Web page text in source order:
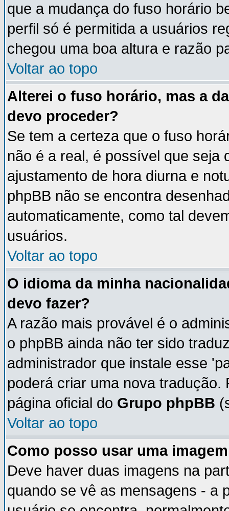
que a mudança do fuso horário
perfil só é permitida a usuários
chegou uma boa altura e razão
Voltar ao topo
Alterei o fuso horário, mas a
devo proceder?
Se tem a certeza que o fuso
não é a real, é possível que seja
ajustamento de hora diurna e
phpBB não se encontra
automaticamente, como tal
usuários.
Voltar ao topo
O idioma da minha
devo fazer?
A razão mais provável é o
o phpBB ainda não ter sido
administrador que instale esse
poderá criar uma nova
página oficial do Grupo phpBB
Voltar ao topo
Como posso usar uma
Deve haver duas imagens na
quando se vê as mensagens - a